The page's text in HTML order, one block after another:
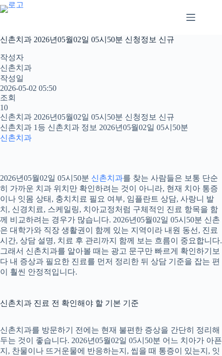
본
문
로
건
너
뛰
기
신촌치과 2026년05월02일 05시50분 신청정보 신규
작성자
신촌치과
작성일
2026-05-02 05:50
조회
10
신촌치과 2026년05월02일 05시50분 신청정보 신규
신촌치과 1등 신촌치과 정보 2026년05월02일 05시50분
신촌치과
2026년05월02일 05시50분 신촌치과를 찾는 사람들은 보통 단순
히 가까운 치과 위치만 확인하려는 것이 아니라, 현재 치아 통증
이나 잇몸 상태, 충치치료 필요 여부, 임플란트 상담, 사랑니 발
치, 신경치료, 스케일링, 치아교정처럼 구체적인 진료 항목을 함
께 비교하려는 경우가 많습니다. 2026년05월02일 05시50분 신촌
은 대학가와 직장 생활권이 함께 있는 지역이라 내원 동선, 진료
시간, 상담 설명, 치료 후 관리까지 함께 보는 흐름이 중요합니다.
그래서 신촌치과를 알아볼 때는 광고 문구만 빠르게 확인하기보
다 내 증상과 필요한 진료를 먼저 정리한 뒤 상담 기준을 잡는 편
이 훨씬 안정적입니다.
신촌치과 진료 전 확인해야 할 기본 기준
신촌치과를 방문하기 전에는 현재 불편한 증상을 간단히 정리해
두는 것이 좋습니다. 2026년05월02일 05시50분 어느 치아가 아픈
지, 찬물이나 뜨거운물에 반응하는지, 씹을 때 통증이 있는지, 잇